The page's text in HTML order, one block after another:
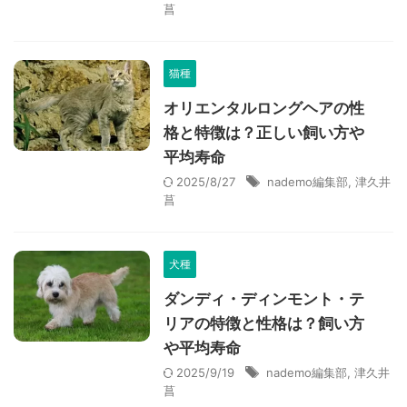
菖
猫種
オリエンタルロングヘアの性
格と特徴は？正しい飼い方や
平均寿命
2025/8/27 nademo編集部, 津久井
菖
犬種
ダンディ・ディンモント・テ
リアの特徴と性格は？飼い方
や平均寿命
2025/9/19 nademo編集部, 津久井
菖